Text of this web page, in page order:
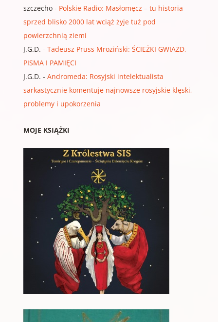
szczecho- Polskie Radio: Masłomęcz – tu historia
sprzed blisko 2000 lat wciąż żyje tuż pod
powierzchnią ziemi
J.G.D. - Tadeusz Pruss Mroziński: ŚCIEŻKI GWIAZD,
PISMA I PAMIĘCI
J.G.D. - Andromeda: Rosyjski intelektualista
sarkastycznie komentuje najnowsze rosyjskie klęski,
problemy i upokorzenia
MOJE KSIĄŻKI